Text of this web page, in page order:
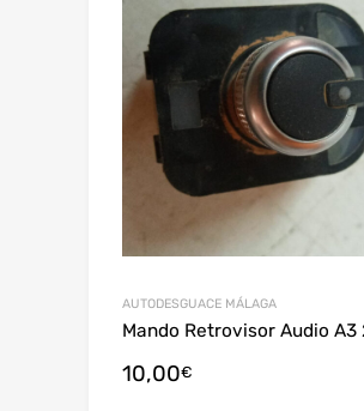
AUTODESGUACE MÁLAGA
Mando Retrovisor Audio A3
10,00€